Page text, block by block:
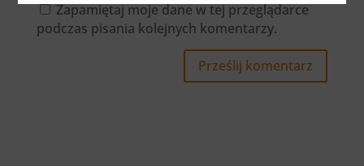
Zapamiętaj moje dane w tej przeglądarce
podczas pisania kolejnych komentarzy.
Prześlij komentarz